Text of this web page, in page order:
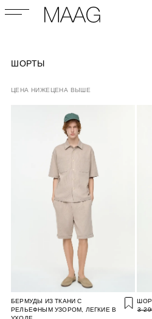
ШОРТЫ
ЦЕНА НИЖЕ ЦЕНА ВЫШЕ
БЕРМУДЫ ИЗ ТКАНИ С
РЕЛЬЕФНЫМ УЗОРОМ, ЛЕГКИЕ В
3